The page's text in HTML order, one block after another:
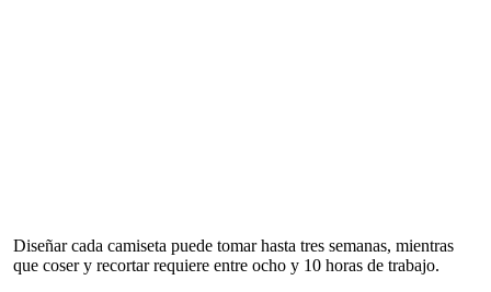
Diseñar cada camiseta puede tomar hasta tres semanas, mientras
que coser y recortar requiere entre ocho y 10 horas de trabajo.